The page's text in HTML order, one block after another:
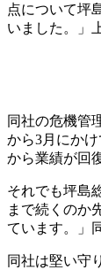
点について坪
いました。」
同社の危機管
から3月にか
から業績が回
それでも坪島
まで続くのか
ています。」
同社は堅い守